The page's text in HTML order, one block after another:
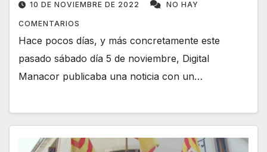
10 DE NOVIEMBRE DE 2022 NO HAY
COMENTARIOS
Hace pocos días, y más concretamente este
pasado sábado día 5 de noviembre, Digital
Manacor publicaba una noticia con un…